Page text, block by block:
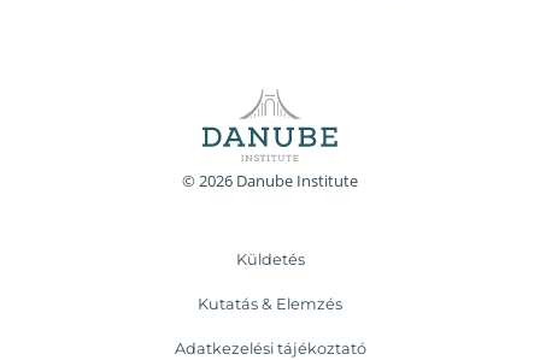
© 2026 Danube Institute
Küldetés
Kutatás & Elemzés
Adatkezelési tájékoztató